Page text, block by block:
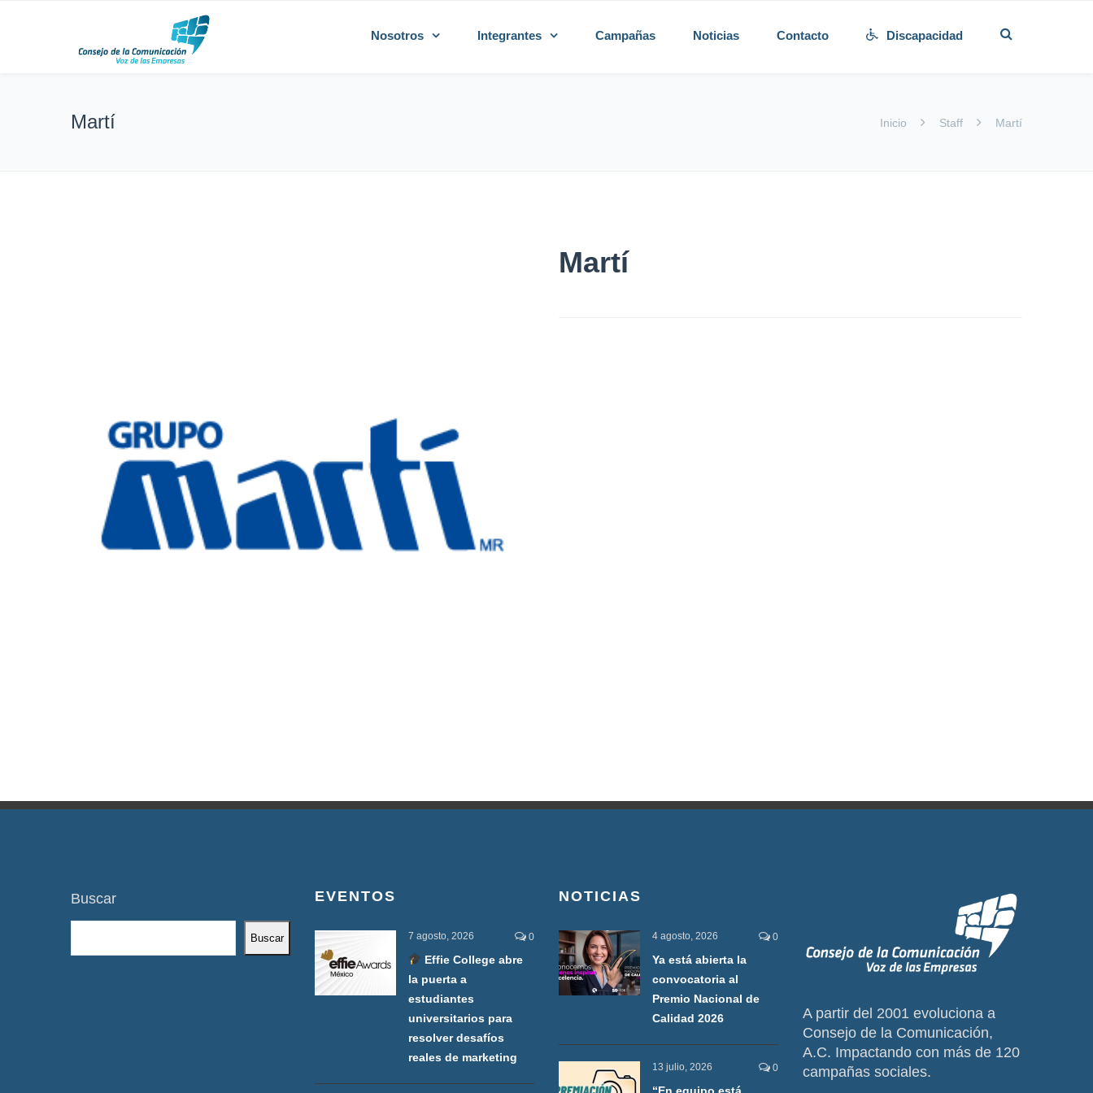
Nosotros Integrantes Campañas Noticias Contacto Discapacidad
Martí Inicio Staff Martí
Martí
Buscar
Buscar
EVENTOS
7 agosto, 2026 0
Effie College abre
la puerta a
estudiantes
universitarios para
resolver desafíos
reales de marketing
NOTICIAS
4 agosto, 2026 0
Ya está abierta la
convocatoria al
Premio Nacional de
Calidad 2026
13 julio, 2026 0
A partir del 2001 evoluciona a
Consejo de la Comunicación,
A.C. Impactando con más de 120
campañas sociales.